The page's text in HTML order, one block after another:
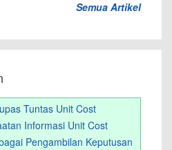
Semua Artikel
Tuntas Unit Cost
Informasi Unit Cost
Pengambilan Keputusan